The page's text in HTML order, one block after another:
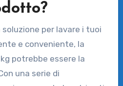
per lavare i tuoi
e conveniente, la
potrebbe essere la
una serie di